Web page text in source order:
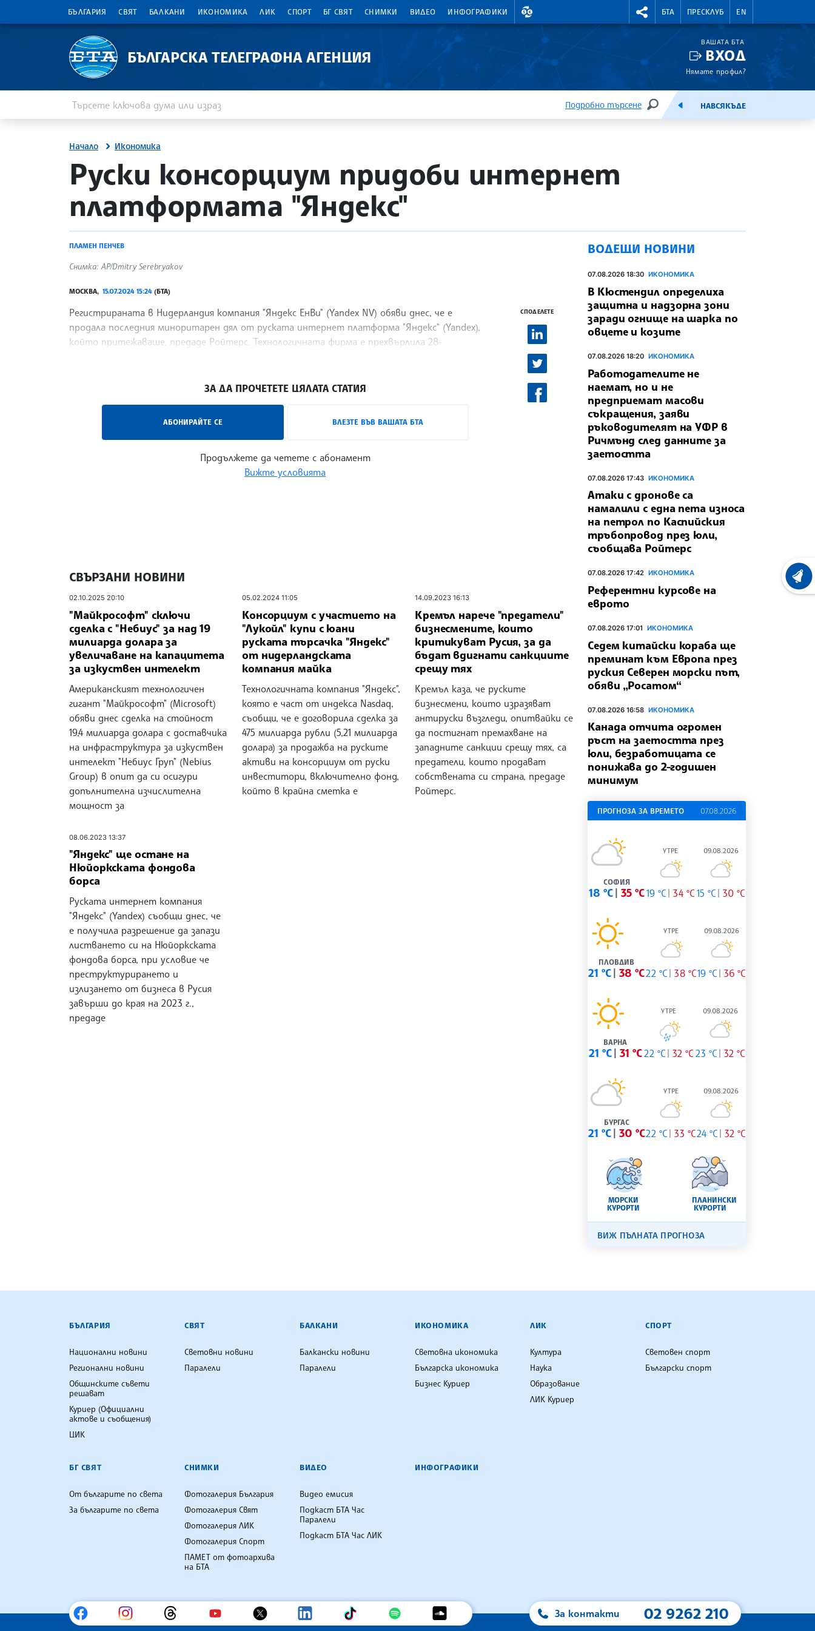
БЪЛГАРИЯ СВЯТ БАЛКАНИ ИКОНОМИКА ЛИК СПОРТ БГ СВЯТ СНИМКИ ВИДЕО ИНФОГРАФИКИ
ВАЛУТНИ КУРСОВЕ RIGHTMENU.SOCIAL
БТА ПРЕСКЛУБ EN
БЪЛГАРСКА ТЕЛЕГРАФНА АГЕНЦИЯ
ВАШАТА БТА
ВХОД
Нямате профил?
Подробно търсене
ТЪРСЕНЕЕМИСИЯНАВСЯКЪДЕ
Начало Икономика
site.bta
Руски консорциум придоби интернет
платформата "Яндекс"
ПЛАМЕН ПЕНЧЕВ
Снимка: АP/Dmitry Serebryakov
МОСКВА, 15.07.2024 15:24 (БТА)
Регистрираната в Нидерландия компания "Яндекс ЕнВи" (Yandex NV) обяви днес, че е
продала последния миноритарен дял от руската интернет платформа "Яндекс" (Yandex),
който притежаваше, предаде Ройтерс. Технологичната фирма е прехвърлила 28-
ЗА ДА ПРОЧЕТЕТЕ ЦЯЛАТА СТАТИЯ
АБОНИРАЙТЕ СЕ ВЛЕЗТЕ ВЪВ ВАШАТА БТА
Продължете да четете с абонамент
Вижте условията
СПОДЕЛЕТЕ
СВЪРЗАНИ НОВИНИ
02.10.2025 20:10
"Майкрософт" сключи
сделка с "Небиус" за над 19
милиарда долара за
увеличаване на капацитета
за изкуствен интелект
Американският технологичен
гигант "Майкрософт" (Microsoft)
обяви днес сделка на стойност
19,4 милиарда долара с доставчика
на инфраструктура за изкуствен
интелект "Небиус Груп" (Nebius
Group) в опит да си осигури
допълнителна изчислителна
мощност за
05.02.2024 11:05
Консорциум с участието на
"Лукойл" купи с юани
руската търсачка "Яндекс"
от нидерландската
компания майка
Технологичната компания "Яндекс",
която е част от индекса Nasdaq,
съобщи, че е договорила сделка за
475 милиарда рубли (5,21 милиарда
долара) за продажба на руските
активи на консорциум от руски
инвеститори, включително фонд,
който в крайна сметка е
14.09.2023 16:13
Кремъл нарече "предатели"
бизнесмените, които
критикуват Русия, за да
бъдат вдигнати санкциите
срещу тях
Кремъл каза, че руските
бизнесмени, които изразяват
антируски възгледи, опитвайки се
да постигнат премахване на
западните санкции срещу тях, са
предатели, които продават
собствената си страна, предаде
Ройтерс.
08.06.2023 13:37
"Яндекс" ще остане на
Нюйоркската фондова
борса
Руската интернет компания
"Яндекс" (Yandex) съобщи днес, че
е получила разрешение да запази
листването си на Нюйоркската
фондова борса, при условие че
преструктурирането и
излизането от бизнеса в Русия
завърши до края на 2023 г.,
предаде
ВОДЕЩИ НОВИНИ
07.08.2026 18:30 ИКОНОМИКА
В Кюстендил определиха
защитна и надзорна зони
заради огнище на шарка по
овцете и козите
07.08.2026 18:20 ИКОНОМИКА
Работодателите не
наемат, но и не
предприемат масови
съкращения, заяви
ръководителят на УФР в
Ричмънд след данните за
заетостта
07.08.2026 17:43 ИКОНОМИКА
Атаки с дронове са
намалили с една пета износа
на петрол по Каспийския
тръбопровод през юли,
съобщава Ройтерс
07.08.2026 17:42 ИКОНОМИКА
Референтни курсове на
еврото
07.08.2026 17:01 ИКОНОМИКА
Седем китайски кораба ще
преминат към Европа през
руския Северен морски път,
обяви „Росатом“
07.08.2026 16:58 ИКОНОМИКА
Канада отчита огромен
ръст на заетостта през
юли, безработицата се
понижава до 2-годишен
минимум
ПРОГНОЗА ЗА ВРЕМЕТО 07.08.2026
СОФИЯ
18 °C 35 °C
УТРЕ
19 °C 34 °C
09.08.2026
15 °C 30 °C
ПЛОВДИВ
21 °C 38 °C
УТРЕ
22 °C 38 °C
09.08.2026
19 °C 36 °C
ВАРНА
21 °C 31 °C
УТРЕ
22 °C 32 °C
09.08.2026
23 °C 32 °C
БУРГАС
21 °C 30 °C
УТРЕ
22 °C 33 °C
09.08.2026
24 °C 32 °C
МОРСКИ
КУРОРТИ
ПЛАНИНСКИ
КУРОРТИ
ВИЖ ПЪЛНАТА ПРОГНОЗА
БЪЛГАРСКА ТЕЛЕГРАФНА АГЕНЦИЯ
БЪЛГАРИЯ
Национални новини
Регионални новини
Общинските съвети
решават
Куриер (Официални
актове и съобщения)
ЦИК
СВЯТ
Световни новини
Паралели
БАЛКАНИ
Балкански новини
Паралели
ИКОНОМИКА
Световна икономика
Българска икономика
Бизнес Куриер
ЛИК
Култура
Наука
Образование
ЛИК Куриер
СПОРТ
Световен спорт
Български спорт
БГ СВЯТ
От българите по света
За българите по света
СНИМКИ
Фотогалерия България
Фотогалерия Свят
Фотогалерия ЛИК
Фотогалерия Спорт
ПАМЕТ от фотоархива
на БТА
ВИДЕО
Видео емисия
Подкаст БТА Час
Паралели
Подкаст БТА Час ЛИК
ИНФОГРАФИКИ
За контакти 02 9262 210